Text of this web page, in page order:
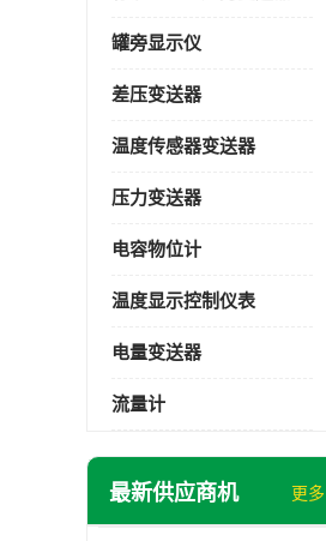
罐旁显示仪
差压变送器
温度传感器变送器
压力变送器
电容物位计
温度显示控制仪表
电量变送器
流量计
最新供应商机 更多